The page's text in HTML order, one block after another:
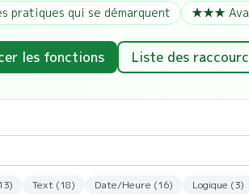
pratiques qui se démarquent ★★★
les fonctions Liste des
) Text (18) Date/Heure (16) Logique (3)